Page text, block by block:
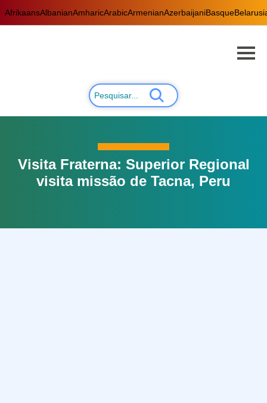
AfrikaansAlbanianAmharicArabicArmenianAzerbaijaniBasque
Visita Fraterna: Superior Regional
visita missão de Tacna, Peru